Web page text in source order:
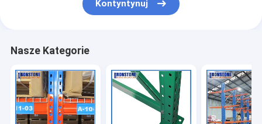
Kontyntynuj
Nasze Kategorie